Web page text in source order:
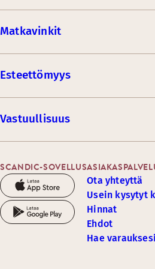
Matkavinkit
Esteettömyys
Vastuullisuus
SCANDIC-SOVELLUS
Ota yhteyttä
Usein kysytyt
Hinnat
Ehdot
Hae varauksesi